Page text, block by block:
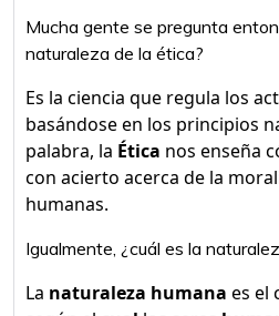
Mucha gente se pregunta
naturaleza de la ética?
Es la ciencia que regula los
basándose en los principios
palabra, la Ética nos enseña
con acierto acerca de la
humanas.
Igualmente, ¿cuál es la
La naturaleza humana es el